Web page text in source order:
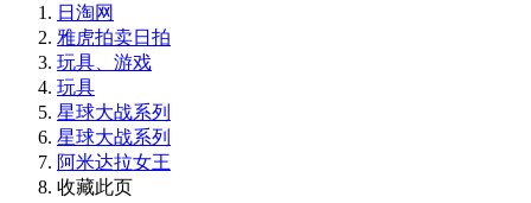
日淘网
雅虎拍卖日拍
玩具、游戏
玩具
星球大战系列
星球大战系列
阿米达拉女王
收藏此页